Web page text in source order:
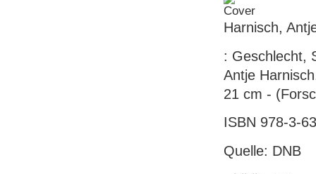
Harnisch,
: Geschlecht,
Antje
21 cm -
ISBN 978-3-
Quelle: DNB